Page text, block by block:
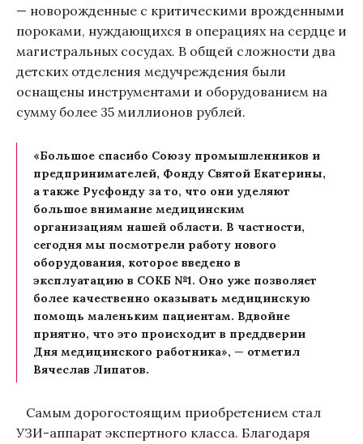
— новорожденные с критическими врожденными
пороками, нуждающихся в операциях на сердце и
магистральных сосудах. В общей сложности два
детских отделения медучреждения были
оснащены инструментами и оборудованием на
сумму более 35 миллионов рублей.
«Большое спасибо Союзу промышленников и
предпринимателей, Фонду Святой Екатерины,
а также Русфонду за то, что они уделяют
большое внимание медицинским
организациям нашей области. В частности,
сегодня мы посмотрели работу нового
оборудования, которое введено в
эксплуатацию в СОКБ №1. Оно уже позволяет
более качественно оказывать медицинскую
помощь маленьким пациентам. Вдвойне
приятно, что это происходит в преддверии
Дня медицинского работника», — отметил
Вячеслав Липатов.
Самым дорогостоящим приобретением стал
УЗИ-аппарат экспертного класса. Благодаря